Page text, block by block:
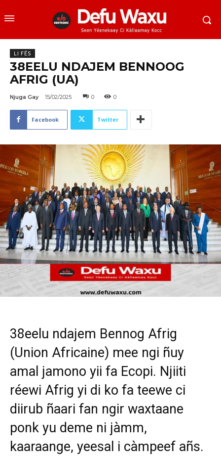
LI FËS
38EELU NDAJEM BENNOOG
AFRIG (UA)
Njuga Gay 15/02/2025 0 0
Facebook Twitter
38eelu ndajem Bennog Afrig
(Union Africaine) mee ngi ñuy
amal jamono yii fa Ecopi. Njiiti
réewi Afrig yi di ko fa teewe ci
diirub ñaari fan ngir waxtaane
ponk yu deme ni jàmm,
kaaraange, yeesal i càmpeef añs.